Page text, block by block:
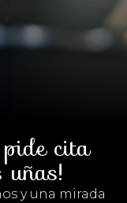
cita
y una mirada